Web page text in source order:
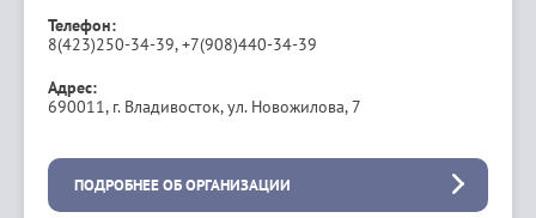
Телефон:
8(423)250-34-39, +7(908)440-34-39
Адрес:
690011, г. Владивосток, ул. Новожилова, 7
ПОДРОБНЕЕ ОБ ОРГАНИЗАЦИИ